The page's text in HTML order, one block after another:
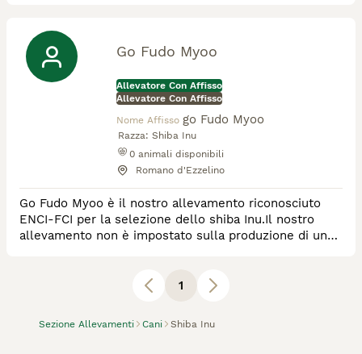
Sezione Allevamenti Cani Shiba Inu
Go Fudo Myoo
Allevatore Con Affisso
Allevatore Con Affisso
Nome Affisso go Fudo Myoo
Razza: Shiba Inu
0 animali disponibili
Romano d'Ezzelino
Go Fudo Myoo è il nostro allevamento riconosciuto
ENCI-FCI per la selezione dello shiba Inu.Il nostro
allevamento non è impostato sulla produzione di un
l'obiettivo di ottenere cuccioli sani, morfologicamente
1